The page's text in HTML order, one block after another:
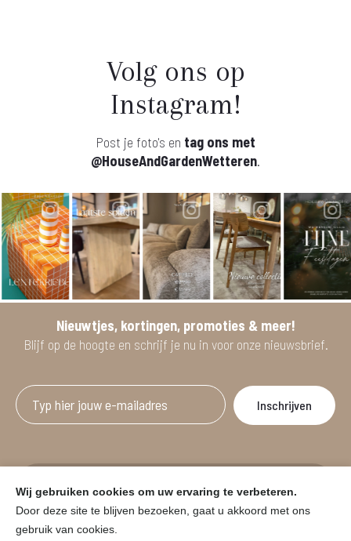
Volg ons op
Instagram!
Post je foto's en tag ons met
@HouseAndGardenWetteren.
Nieuwtjes, kortingen, promoties & meer!
Blijf op de hoogte en schrijf je nu in voor onze nieuwsbrief.
vanaf minimum 2 willekeurige artikelen.
Wij gebruiken cookies om uw ervaring te verbeteren.
Door deze site te blijven bezoeken, gaat u akkoord met ons
gebruik van cookies.